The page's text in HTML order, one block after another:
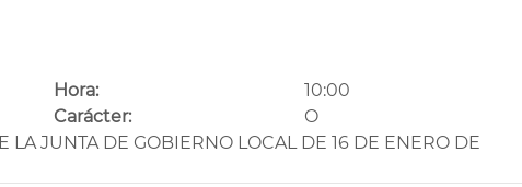
Hora:
10:00
Carácter:
O
LA JUNTA DE GOBIERNO LOCAL DE 16 DE ENERO DE